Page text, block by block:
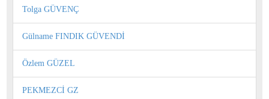
Tolga GÜVENÇ
Gülname FINDIK GÜVENDİ
Özlem GÜZEL
PEKMEZCİ GZ